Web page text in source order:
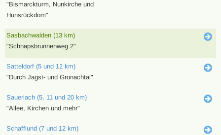
"Bismarckturm, Nunkirche und
Hunsrückdom"
Sasbachwalden (13 km)
"Schnapsbrunnenweg 2"
Satteldorf (5 und 12 km)
"Durch Jagst- und Gronachtal"
Sauerlach (5, 11 und 20 km)
"Allee, Kirchen und mehr"
Schafflund (7 und 12 km)